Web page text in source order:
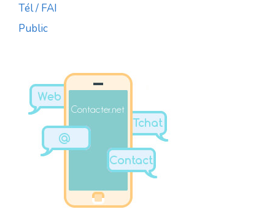
Tél / FAI
Public